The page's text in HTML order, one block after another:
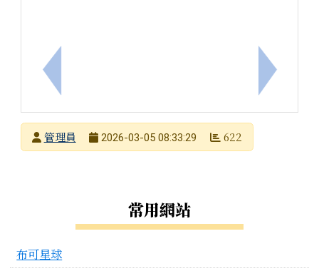
上一筆：臺南市東光國小辦理本市114學年度國民中
下一筆：
發布者管理員
2026-03-05 08:33:29 622
常用網站
布可星球